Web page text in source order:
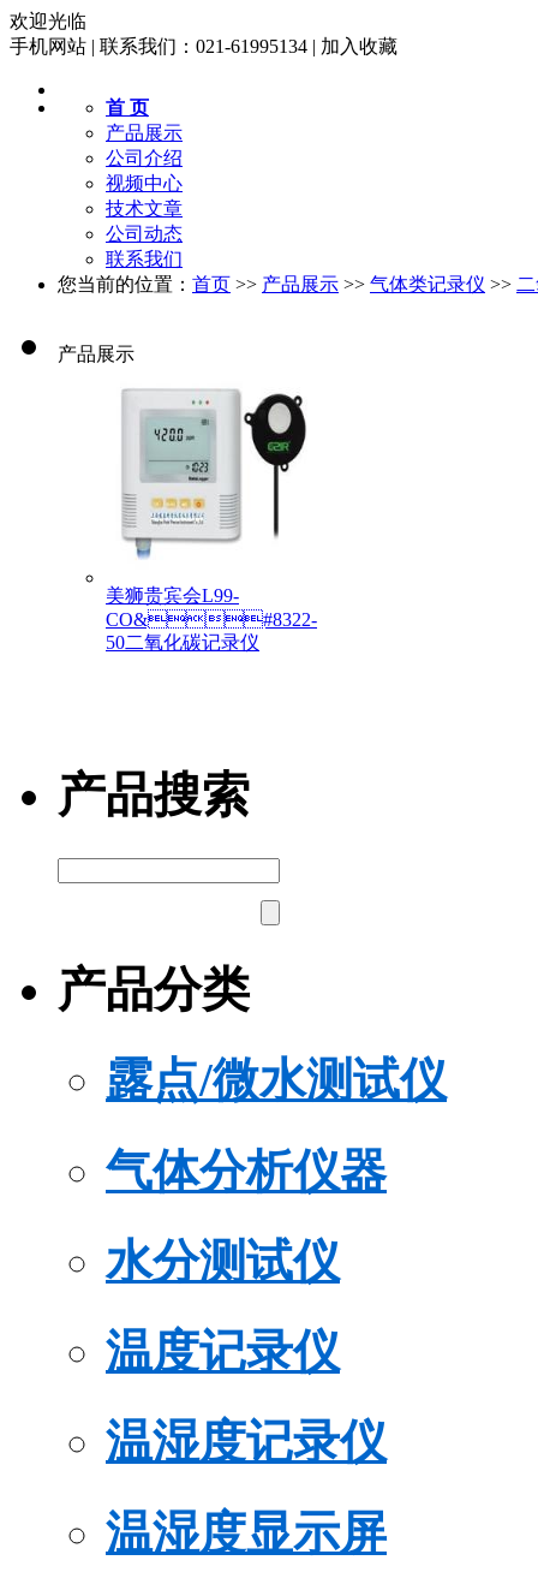
欢迎光临
手机网站 | 联系我们：021-61995134 | 加入收藏
首 页
产品展示
公司介绍
视频中心
技术文章
公司动态
联系我们
您当前的位置： 首页 >> 产品展示 >> 气体类记录仪 >>
产品展示
美狮贵宾会L99-
CO&#8322-
50二氧化碳记录仪
产品搜索
产品分类
露点/微水测试仪
气体分析仪器
水分测试仪
温度记录仪
温湿度记录仪
温湿度显示屏